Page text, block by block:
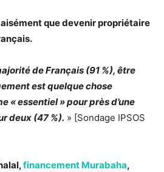
que devenir propriétaire
de Français (91 %), être
est quelque chose
« essentiel » pour près d’une
deux (47 %). » [Sondage IPSOS
financement Murabaha,